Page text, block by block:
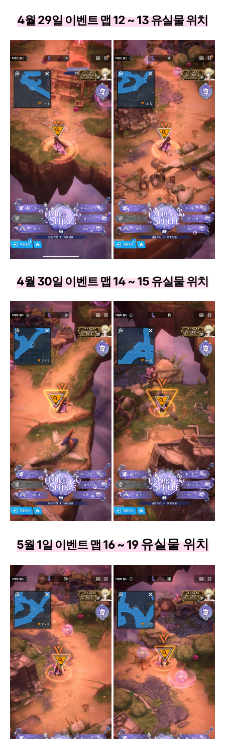
4월 29일 이벤트 맵 12 ~ 13 유실물 위치
4월 30일 이벤트 맵 14 ~ 15 유실물 위치
5월 1일 이벤트 맵 16 ~ 19유실물 위치